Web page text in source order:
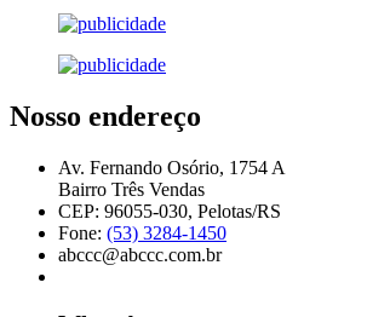
Nosso endereço
Av. Fernando Osório, 1754 A
Bairro Três Vendas
CEP: 96055-030, Pelotas/RS
Fone: (53) 3284-1450
abccc@abccc.com.br